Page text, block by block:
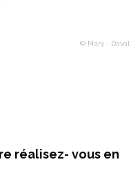
© Mary - Daval
réalisez- vous en